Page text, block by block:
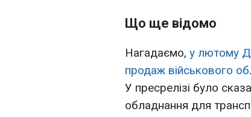
Що ще відомо
Нагадаємо, у лютому
продаж військового
У пресрелізі було
обладнання для